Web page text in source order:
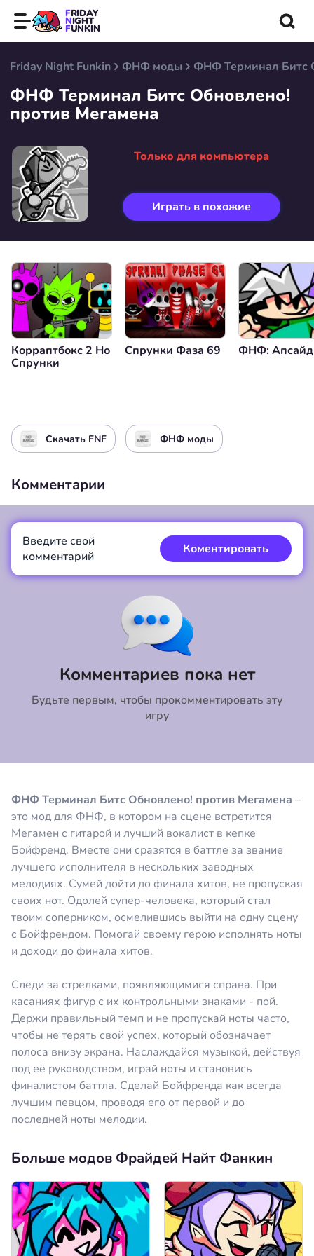
FRIDAY
NIGHT
FUNKIN
Friday Night Funkin ФНФ моды ФНФ Терминал Битс
ФНФ Терминал Битс Обновлено!
против Мегамена
Только для компьютера
Играть в похожие
Корраптбокс 2 Но
Спрунки
Спрунки Фаза 69 ФНФ: Апсайд
Скачать FNF ФНФ моды
ФНФ Терминал Битс Обновлено! против Мегамена –
это мод для ФНФ, в котором на сцене встретится
Мегамен с гитарой и лучший вокалист в кепке
Бойфренд. Вместе они сразятся в баттле за звание
лучшего исполнителя в нескольких заводных
мелодиях. Сумей дойти до финала хитов, не пропуская
своих нот. Одолей супер-человека, который стал
твоим соперником, осмелившись выйти на одну сцену
с Бойфрендом. Помогай своему герою исполнять ноты
и доходи до финала хитов.
Следи за стрелками, появляющимися справа. При
касаниях фигур с их контрольными знаками - пой.
Держи правильный темп и не пропускай ноты часто,
чтобы не терять свой успех, который обозначает
полоса внизу экрана. Наслаждайся музыкой, действуя
под её руководством, играй ноты и становись
финалистом баттла. Сделай Бойфренда как всегда
лучшим певцом, проводя его от первой и до
последней ноты мелодии.
Комментарии
Комментариев пока нет
Будьте первым, чтобы прокомментировать эту
игру
Введите свой
комментарий
Коментировать
Коментировать
Больше модов Фрайдей Найт Фанкин